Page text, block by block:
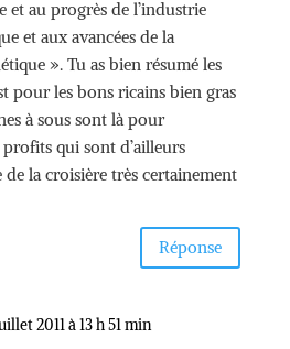
et au progrès de l’industrie
et aux avancées de la
». Tu as bien résumé les
pour les bons ricains bien gras
à sous sont là pour
qui sont d’ailleurs
de la croisière très certainement
Réponse
2011 à 13 h 51 min